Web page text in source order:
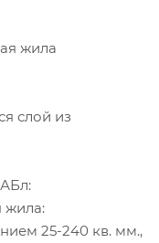
жила
слой из
жила:
25-240 кв. мм.,